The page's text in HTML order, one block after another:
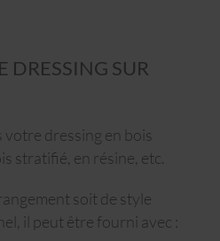
DRESSING SUR
dressing en bois
stratifié, en résine, etc.
soit de style
il peut être fourni avec :